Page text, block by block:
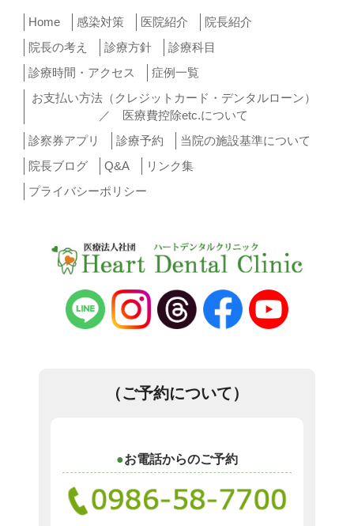
Home 感染対策 医院紹介
院長紹介
院長の考え
診療方針
診療科目
診療時間・アクセス
症例一覧
お支払い方法（クレジットカード・デンタルローン）
／ 医療費控除etc.について
診察券アプリ
診療予約
当院の施設基準について
院長ブログ
Q&A
リンク集
プライバシーポリシー
（ご予約について）
お電話からのご予約